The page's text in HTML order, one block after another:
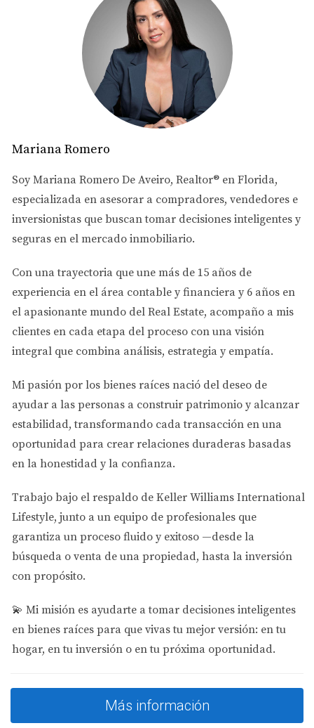
Demanda creciente por viviendas unifamiliares.
Miramar y Pembroke Pines:
Crecimiento Explosivo
Miramar y Pembroke Pines han experimentado un
crecimiento explosivo en los últimos años. Los precios de
entrada son ligeramente más bajos que en Doral, lo que
puede ser atractivo para nuevos inversores. Sin embargo,
la apreciación del valor de las propiedades está en
aumento, lo que podría resultar en beneficios
significativos a largo plazo.
La diversificación demográfica en estas áreas también es
notable. Hay una mezcla de jóvenes profesionales,
familias jóvenes y jubilados buscando un lugar tranquilo
para vivir. Esta diversidad fomenta una economía local
No dudes en contactarme si necesitas más
información sobre estas áreas. ¡Tu inversión
es importante para mí!
Pines
Apreciación promedio del 8% anual.
Incremento del 15% en nuevos proyectos
residenciales.
Alta demanda por apartamentos y casas
unifamiliares.
Análisis Financiero: Cash Flow vs.
Appreciation
Antes de decidir dónde invertir, es crucial entender dos
apreciación (Appreciation). Invertir con enfoque en flujo
Mariana Romero
Soy Mariana Romero De Aveiro, Realtor® en Florida,
especializada en asesorar a compradores, vendedores e
inversionistas que buscan tomar decisiones inteligentes y
seguras en el mercado inmobiliario.
Con una trayectoria que une más de 15 años de
experiencia en el área contable y financiera y 6 años en
el apasionante mundo del Real Estate, acompaño a mis
clientes en cada etapa del proceso con una visión
integral que combina análisis, estrategia y empatía.
Mi pasión por los bienes raíces nació del deseo de
ayudar a las personas a construir patrimonio y alcanzar
estabilidad, transformando cada transacción en una
oportunidad para crear relaciones duraderas basadas
en la honestidad y la confianza.
Trabajo bajo el respaldo de Keller Williams International
Lifestyle, junto a un equipo de profesionales que
garantiza un proceso fluido y exitoso —desde la
búsqueda o venta de una propiedad, hasta la inversión
con propósito.
💫 Mi misión es ayudarte a tomar decisiones inteligentes
en bienes raíces para que vivas tu mejor versión: en tu
hogar, en tu inversión o en tu próxima oportunidad.
Más información